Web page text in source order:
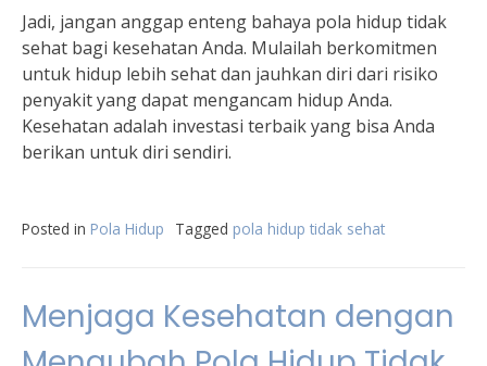
Jadi, jangan anggap enteng bahaya pola hidup tidak
sehat bagi kesehatan Anda. Mulailah berkomitmen
untuk hidup lebih sehat dan jauhkan diri dari risiko
penyakit yang dapat mengancam hidup Anda.
Kesehatan adalah investasi terbaik yang bisa Anda
berikan untuk diri sendiri.
Posted in Pola Hidup Tagged pola hidup tidak sehat
Menjaga Kesehatan dengan